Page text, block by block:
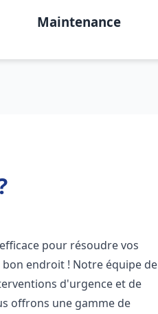
Maintenance
pour résoudre vos
endroit ! Notre équipe de
d'urgence et de
offrons une gamme de